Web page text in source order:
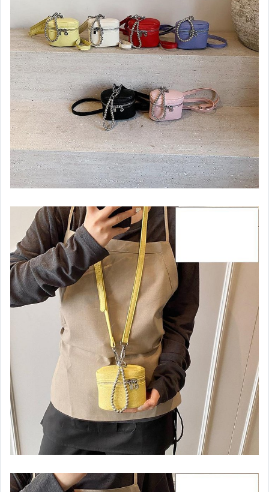
居家、家具與園藝
玩具、模型與公仔
男性精品與服飾
女裝與服飾配件
偶像、球員卡與郵幣
手錶與飾品配件
女包精品與女鞋
家電與影音視聽